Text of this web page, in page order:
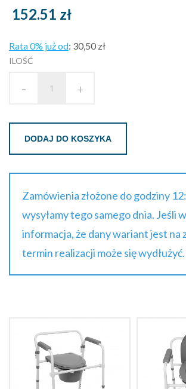
152.51 zł
Rata 0% już od: 30,50 zł
ILOŚĆ
- +
DODAJ DO KOSZYKA
Zamówienia złożone do godziny
wysyłamy tego samego dnia. Jeśli
informacja, że dany wariant jest na
termin realizacji może się wydłużyć.